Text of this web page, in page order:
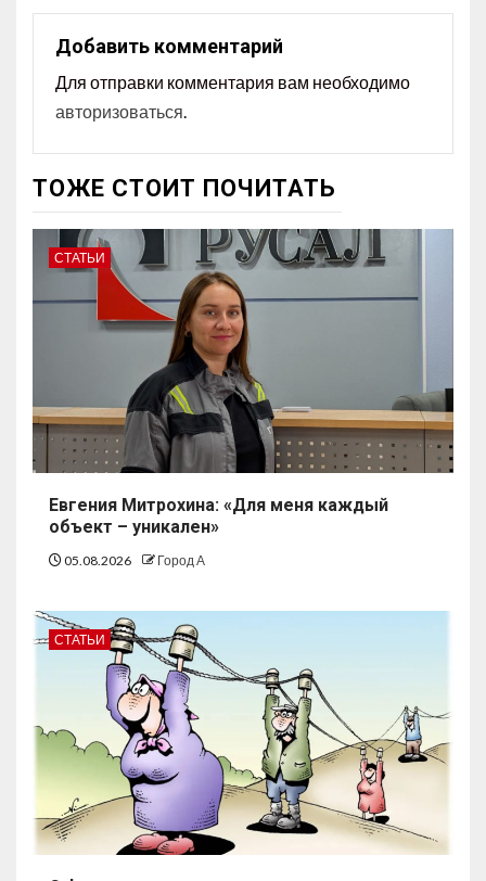
Добавить комментарий
Для отправки комментария вам необходимо
авторизоваться.
ТОЖЕ СТОИТ ПОЧИТАТЬ
СТАТЬИ
Евгения Митрохина: «Для меня каждый
объект – уникален»
05.08.2026 Город А
СТАТЬИ